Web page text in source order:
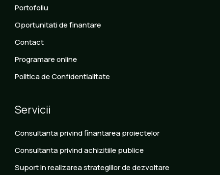
Portofoliu
Oportunitati de finantare
Contact
Programare online
Politica de Confidentialitate
Servicii
Consultanta privind finantarea proiectelor
Consultanta privind achizitiile publice
Suport in realizarea strategiilor de dezvoltare